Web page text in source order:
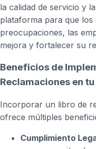
la calidad de servicio y
plataforma para que
preocupaciones, las
mejora y fortalecer su
Beneficios de
Reclamaciones en
Incorporar un libro de
ofrece múltiples
Cumplimiento